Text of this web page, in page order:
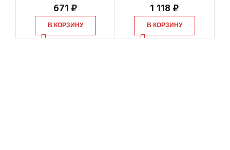
671₽
В КОРЗИНУ
1 118₽
В КОРЗИНУ